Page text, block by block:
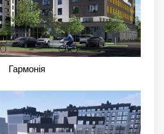
Гармонія